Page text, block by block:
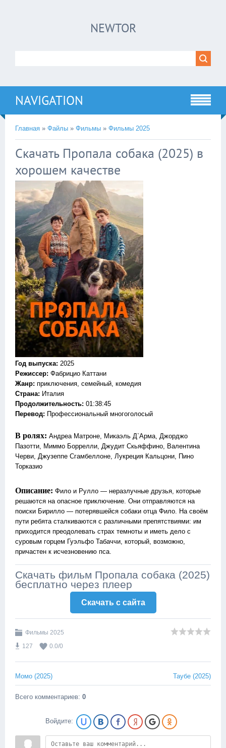
NEWTOR
NAVIGATION
Главная » Файлы » Фильмы » Фильмы 2025
Скачать Пропала собака (2025) в
хорошем качестве
Год выпуска: 2025
Режиссер: Фабрицио Каттани
Жанр: приключения, семейный, комедия
Страна: Италия
Продолжительность: 01:38:45
Перевод: Профессиональный многоголосый
В ролях: Андреа Матроне, Микаэль Д`Арма, Джорджо
Пазотти, Миммо Боррелли, Джудит Скьяффино, Валентина
Черви, Джузеппе Сгамбеллоне, Лукреция Кальцони, Пино
Торказио
Описание: Фило и Рулло — неразлучные друзья, которые
решаются на опасное приключение. Они отправляются на
поиски Бирилло — потерявшейся собаки отца Фило. На своём
пути ребята сталкиваются с различными препятствиями: им
приходится преодолевать страх темноты и иметь дело с
суровым горцем Гуэльфо Табаччи, который, возможно,
причастен к исчезновению пса.
Скачать фильм Пропала собака (2025)
бесплатно через плеер
!!!Если Вы с телефона сперва нажмите на
Скачать c сайта
Фильмы 2025
127
0.0/0
Момо (2025) Таубе (2025)
Всего комментариев: 0
Войдите: